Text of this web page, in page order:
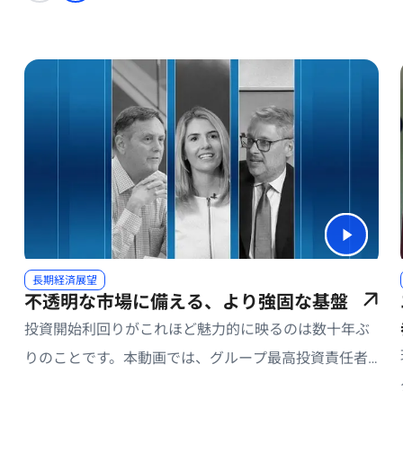
長期経済展望
不透明な市場に備える、より強固な基盤
投資開始利回りがこれほど魅力的に映るのは数十年ぶ
りのことです。本動画では、グループ最高投資責任者